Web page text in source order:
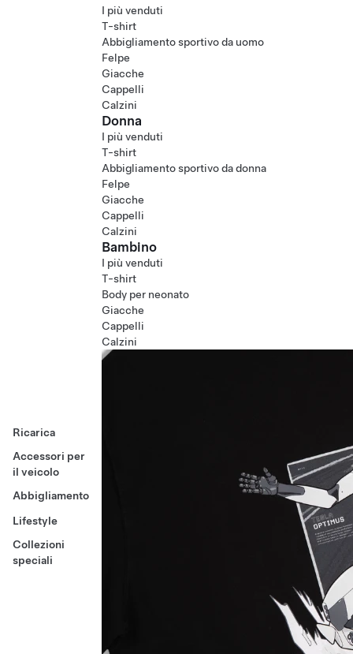
Ricarica
Accessori per
il veicolo
Abbigliamento
Lifestyle
Collezioni
speciali
I più venduti
T-shirt
Abbigliamento sportivo da uomo
Felpe
Giacche
Cappelli
Calzini
Donna
I più venduti
T-shirt
Abbigliamento sportivo da donna
Felpe
Giacche
Cappelli
Calzini
Bambino
I più venduti
T-shirt
Body per neonato
Giacche
Cappelli
Calzini